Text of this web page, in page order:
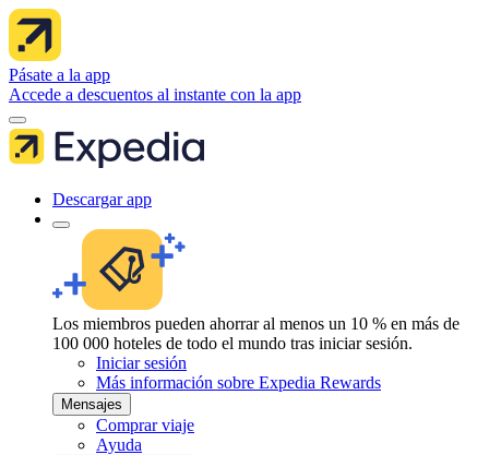
Pásate a la app
Accede a descuentos al instante con la app
Descargar app
Los miembros pueden ahorrar al menos un 10 % en más de
100 000 hoteles de todo el mundo tras iniciar sesión.
Iniciar sesión
Más información sobre Expedia Rewards
Mensajes
Comprar viaje
Ayuda